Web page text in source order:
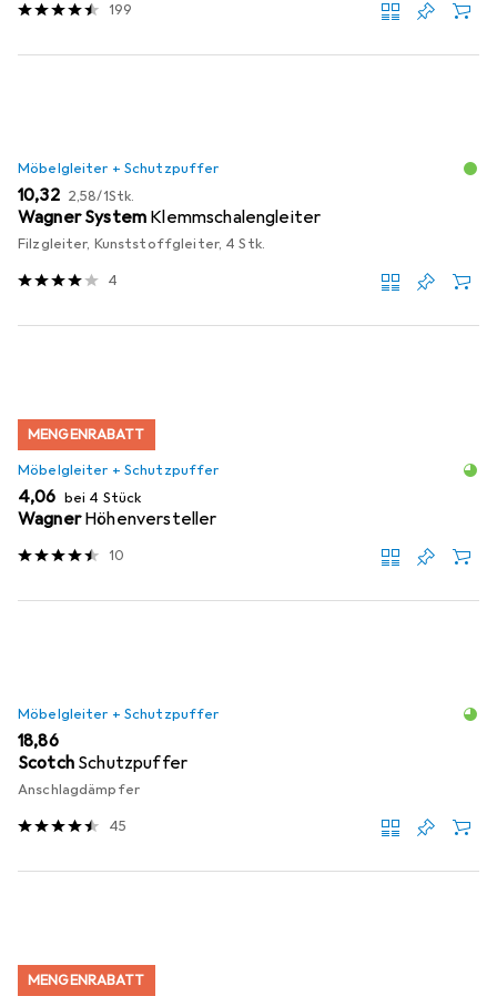
199
Möbelgleiter + Schutzpuffer
EUR
10,32 EUR
2,58/1Stk.
Wagner System Klemmschalengleiter
Filzgleiter, Kunststoffgleiter, 4 Stk.
4
MENGENRABATT
Möbelgleiter + Schutzpuffer
EUR
4,06 bei 4 Stück
Wagner Höhenversteller
10
Möbelgleiter + Schutzpuffer
EUR
18,86
Scotch Schutzpuffer
Anschlagdämpfer
45
MENGENRABATT